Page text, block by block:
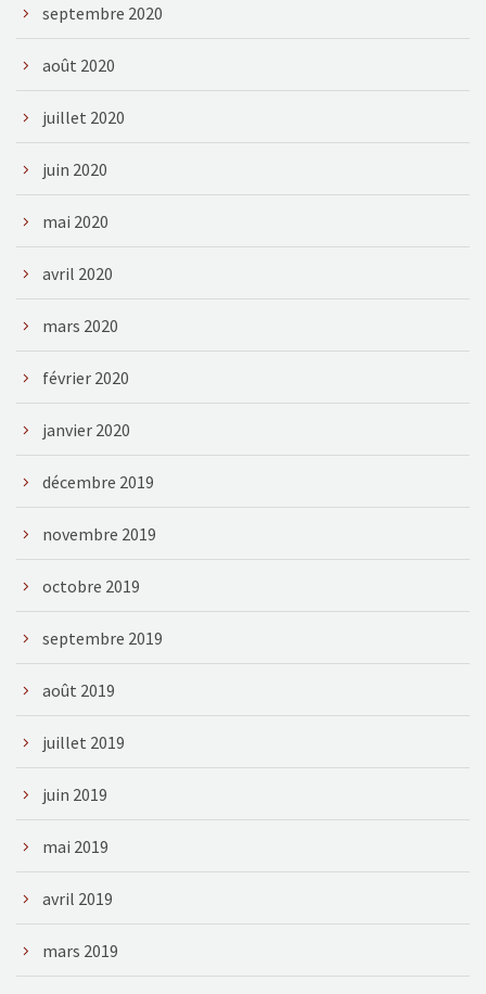
septembre 2020
août 2020
juillet 2020
juin 2020
mai 2020
avril 2020
mars 2020
février 2020
janvier 2020
décembre 2019
novembre 2019
octobre 2019
septembre 2019
août 2019
juillet 2019
juin 2019
mai 2019
avril 2019
mars 2019